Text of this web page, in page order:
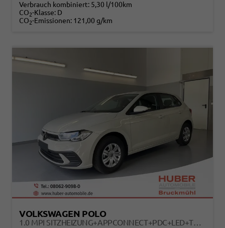
Verbrauch kombiniert: 5,30 l/100km
CO2-Klasse: D
CO2-Emissionen: 121,00 g/km
VOLKSWAGEN POLO
1.0 MPI SITZHEIZUNG+APPCONNECT+PDC+LED+TOUCH+LICHTSENSOR+MULTILENKRAD